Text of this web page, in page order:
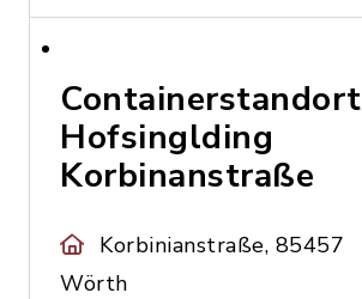
Containerstandort
Hofsinglding
Korbinanstraße
Korbinianstraße, 85457
Wörth